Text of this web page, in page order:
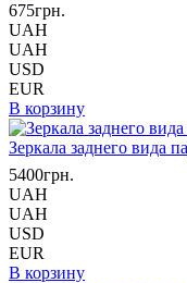
675грн.
UAH
UAH
USD
EUR
В корзину
Зеркала заднего вида
5400грн.
UAH
UAH
USD
EUR
В корзину